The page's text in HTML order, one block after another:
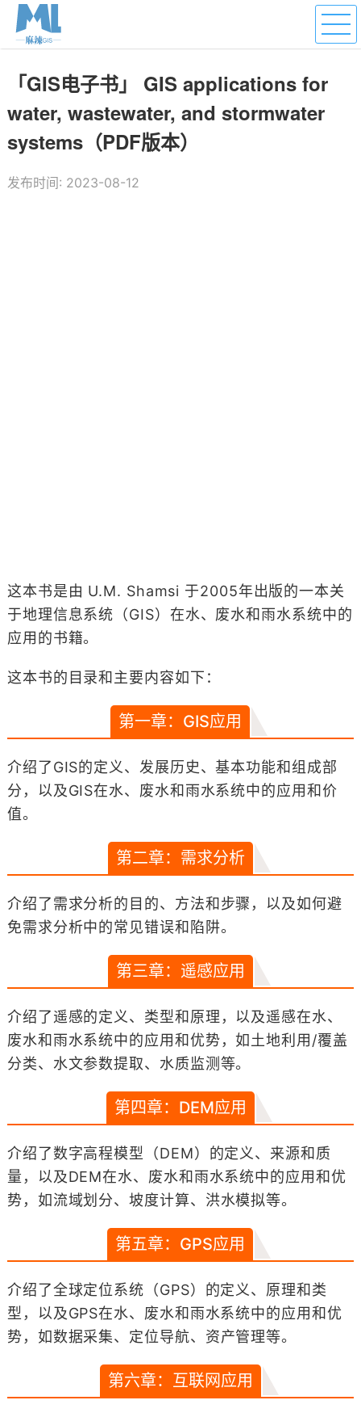
「GIS电子书」 GIS applications for
water, wastewater, and stormwater
systems（PDF版本）
发布时间: 2023-08-12
这本书是由 U.M. Shamsi 于2005年出版的一本关
于地理信息系统（GIS）在水、废水和雨水系统中的
应用的书籍。
这本书的目录和主要内容如下：
第一章：GIS应用
介绍了GIS的定义、发展历史、基本功能和组成部
分，以及GIS在水、废水和雨水系统中的应用和价
值。
第二章：需求分析
介绍了需求分析的目的、方法和步骤，以及如何避
免需求分析中的常见错误和陷阱。
第三章：遥感应用
介绍了遥感的定义、类型和原理，以及遥感在水、
废水和雨水系统中的应用和优势，如土地利用/覆盖
分类、水文参数提取、水质监测等。
第四章：DEM应用
介绍了数字高程模型（DEM）的定义、来源和质
量，以及DEM在水、废水和雨水系统中的应用和优
势，如流域划分、坡度计算、洪水模拟等。
第五章：GPS应用
介绍了全球定位系统（GPS）的定义、原理和类
型，以及GPS在水、废水和雨水系统中的应用和优
势，如数据采集、定位导航、资产管理等。
第六章：互联网应用